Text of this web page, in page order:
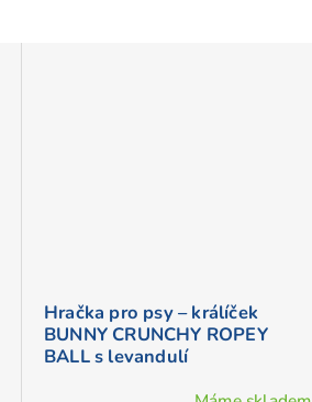
Hračka pro psy – králíček
BUNNY CRUNCHY ROPEY
BALL s levandulí